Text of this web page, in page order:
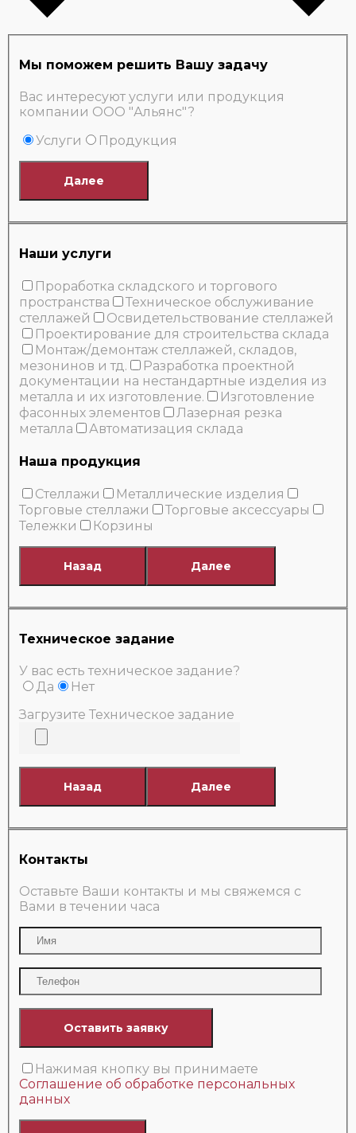
Мы поможем решить Вашу задачу
Вас интересуют услуги или продукция
компании ООО "Альянс"?
Услуги
Продукция
Далее
Наши услуги
Проработка складского и торгового
пространства
Техническое обслуживание
стеллажей
Освидетельствование стеллажей
Проектирование для строительства склада
Монтаж/демонтаж стеллажей, складов,
мезонинов и тд.
Разработка проектной
документации на нестандартные изделия из
металла и их изготовление.
Изготовление
фасонных элементов
Лазерная резка
металла
Автоматизация склада
Наша продукция
Стеллажи
Металлические изделия
Торговые стеллажи
Торговые аксессуары
Тележки
Корзины
Назад Далее
Техническое задание
У вас есть техническое задание?
Да
Нет
Загрузите Техническое задание
Назад Далее
Контакты
Оставьте Ваши контакты и мы свяжемся с
Вами в течении часа
Нажимая кнопку вы принимаете
Соглашение об обработке персональных
данных